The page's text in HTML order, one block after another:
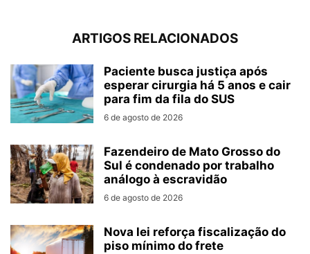
ARTIGOS RELACIONADOS
Paciente busca justiça após
esperar cirurgia há 5 anos e cair
para fim da fila do SUS
6 de agosto de 2026
Fazendeiro de Mato Grosso do
Sul é condenado por trabalho
análogo à escravidão
6 de agosto de 2026
Nova lei reforça fiscalização do
piso mínimo do frete